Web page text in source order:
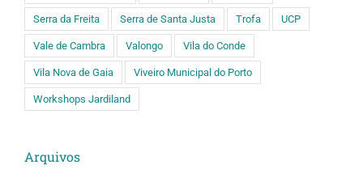
Serra da Freita Serra de Santa Justa Trofa UCP
Vale de Cambra Valongo Vila do Conde
Vila Nova de Gaia Viveiro Municipal do Porto
Workshops Jardiland
Arquivos